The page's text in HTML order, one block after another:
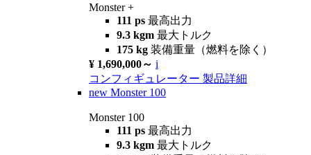
Monster +
111 ps 最高出力
9.3 kgm 最大トルク
175 kg 装備重量（燃料を除く）
¥ 1,690,000～ i
コンフィギュレーター 製品詳細
new Monster 100
Monster 100
111 ps 最高出力
9.3 kgm 最大トルク